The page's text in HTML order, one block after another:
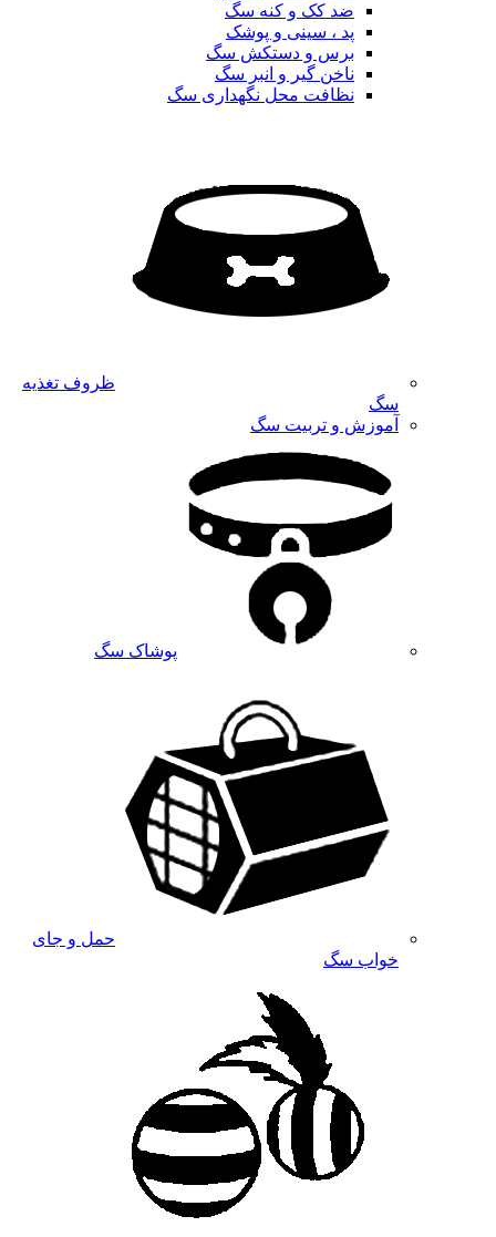
ضد کک و کنه سگ
پد ، سینی و پوشک
برس و دستکش سگ
ناخن گیر و انبر سگ
نظافت محل نگهداری سگ
ظروف تغذیه
سگ
آموزش و تربیت سگ
پوشاک سگ
حمل و جای
خواب سگ